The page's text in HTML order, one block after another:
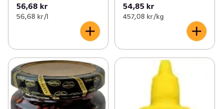
56,68 kr
56,68 kr /l
54,85 kr
457,08 kr /kg